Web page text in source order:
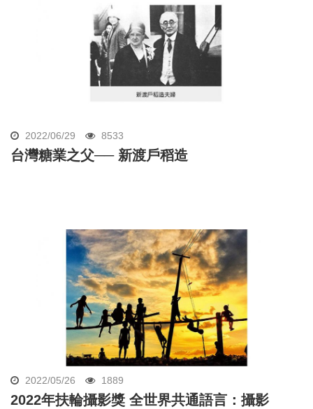
2022/06/29 8533
台灣糖業之父── 新渡戶稻造
2022/05/26 1889
2022年扶輪攝影獎 全世界共通語言：攝影